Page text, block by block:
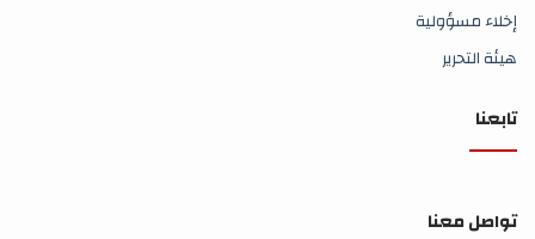
إخلاء مسؤولية
هيئة التحرير
تابعنا
تواصل معنا